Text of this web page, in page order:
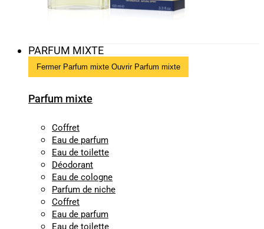
PARFUM MIXTE
Fermer Parfum mixte Ouvrir Parfum mixte
Parfum mixte
Coffret
Eau de parfum
Eau de toilette
Déodorant
Eau de cologne
Parfum de niche
Coffret
Eau de parfum
Eau de toilette